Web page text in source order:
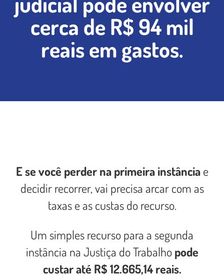
cerca de R$ 94 mil
reais em gastos.
E se você perder na primeira instânciae
decidir recorrer, vai precisa arcar com as
taxas e as custas do recurso.
Um simples recurso para a segunda
instância na Justiça do Trabalhopode
custar até R$ 12.665,14 reais.